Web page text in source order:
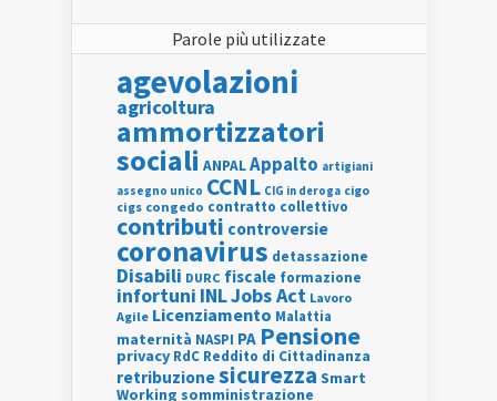
Parole più utilizzate
agevolazioni
agricoltura
ammortizzatori
sociali ANPALAppalto artigiani
assegno unico CCNL CIG in deroga cigo
cigs congedo contratto collettivo
contributi controversie
coronavirus detassazione
Disabili DURC fiscale formazione
infortuni INLJobs Act Lavoro
Agile Licenziamento Malattia
maternità NASPI PA Pensione
privacy RdC Reddito di Cittadinanza
retribuzionesicurezza Smart
Working somministrazione